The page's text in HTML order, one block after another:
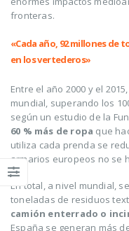
fronteras.
«Cada año, 92 millones
en los vertederos»
Entre el año 2000 y el
mundial, superando los
según un estudio de la
60 % más de ropa que
utiliza cada prenda se
armarios europeos no se
En total, a nivel mundial,
toneladas de residuos
camión enterrado o
España se generan más